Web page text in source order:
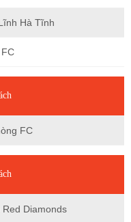
Hà Tĩnh
FC
Red Diamonds